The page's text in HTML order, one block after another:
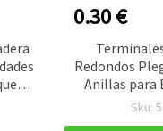
-
0.30 €
Redondos
Anillas para
8x4 mm,
Sku: